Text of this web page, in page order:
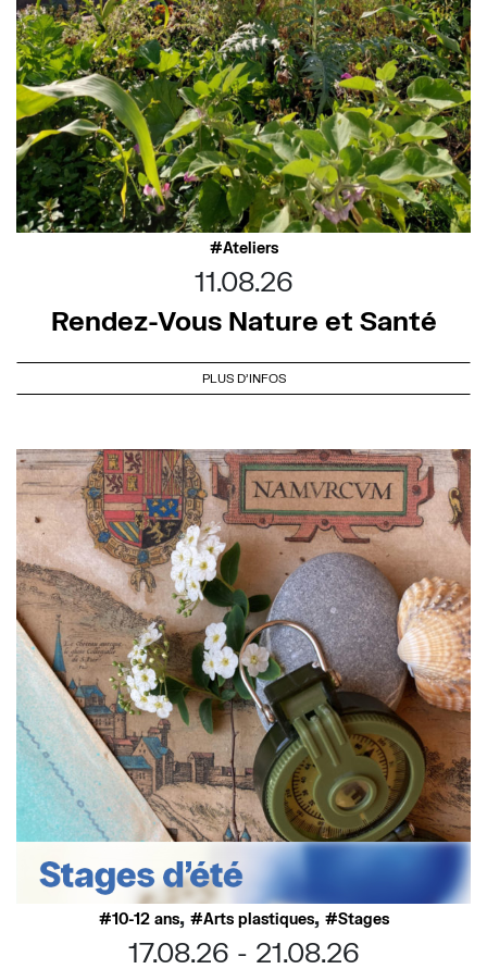
Ateliers
11.08.26
Rendez-Vous Nature et Santé
PLUS D'INFOS
10-12 ans, Arts plastiques, Stages
17.08.26
21.08.26